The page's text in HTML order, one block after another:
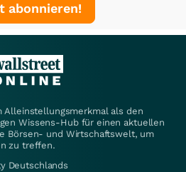
abonnieren!
Alleinstellungsmerkmal als den
Wissens-Hub für einen aktuellen
Börsen- und Wirtschaftswelt, um
zu treffen.
Deutschlands